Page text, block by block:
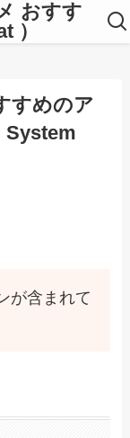
おすす
）
すめのア
System
が含まれて